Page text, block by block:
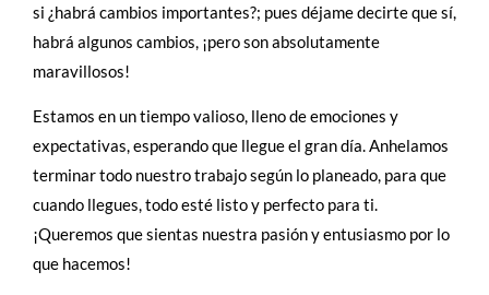
si ¿habrá cambios importantes?; pues déjame decirte que sí,
habrá algunos cambios, ¡pero son absolutamente
maravillosos!
Estamos en un tiempo valioso, lleno de emociones y
expectativas, esperando que llegue el gran día. Anhelamos
terminar todo nuestro trabajo según lo planeado, para que
cuando llegues, todo esté listo y perfecto para ti.
¡Queremos que sientas nuestra pasión y entusiasmo por lo
que hacemos!